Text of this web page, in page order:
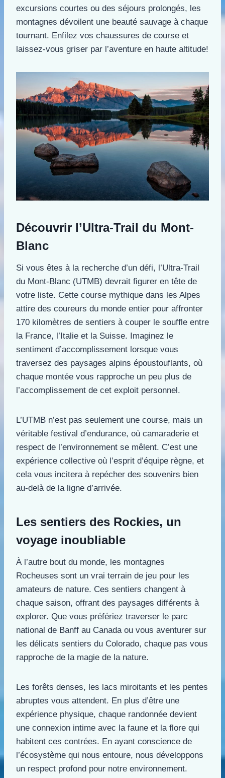
excursions courtes ou des séjours prolongés, les
montagnes dévoilent une beauté sauvage à chaque
tournant. Enfilez vos chaussures de course et
laissez-vous griser par l’aventure en haute altitude!
Découvrir l’Ultra-Trail du Mont-
Blanc
Si vous êtes à la recherche d’un défi, l’Ultra-Trail
du Mont-Blanc (UTMB) devrait figurer en tête de
votre liste. Cette course mythique dans les Alpes
attire des coureurs du monde entier pour affronter
170 kilomètres de sentiers à couper le souffle entre
la France, l’Italie et la Suisse. Imaginez le
sentiment d’accomplissement lorsque vous
traversez des paysages alpins époustouflants, où
chaque montée vous rapproche un peu plus de
l’accomplissement de cet exploit personnel.
L’UTMB n’est pas seulement une course, mais un
véritable festival d’endurance, où camaraderie et
respect de l’environnement se mêlent. C’est une
expérience collective où l’esprit d’équipe règne, et
cela vous incitera à repécher des souvenirs bien
au-delà de la ligne d’arrivée.
Les sentiers des Rockies, un
voyage inoubliable
À l’autre bout du monde, les montagnes
Rocheuses sont un vrai terrain de jeu pour les
amateurs de nature. Ces sentiers changent à
chaque saison, offrant des paysages différents à
explorer. Que vous préfériez traverser le parc
national de Banff au Canada ou vous aventurer sur
les délicats sentiers du Colorado, chaque pas vous
rapproche de la magie de la nature.
Les forêts denses, les lacs miroitants et les pentes
abruptes vous attendent. En plus d’être une
expérience physique, chaque randonnée devient
une connexion intime avec la faune et la flore qui
habitent ces contrées. En ayant conscience de
l’écosystème qui nous entoure, nous développons
un respect profond pour notre environnement.